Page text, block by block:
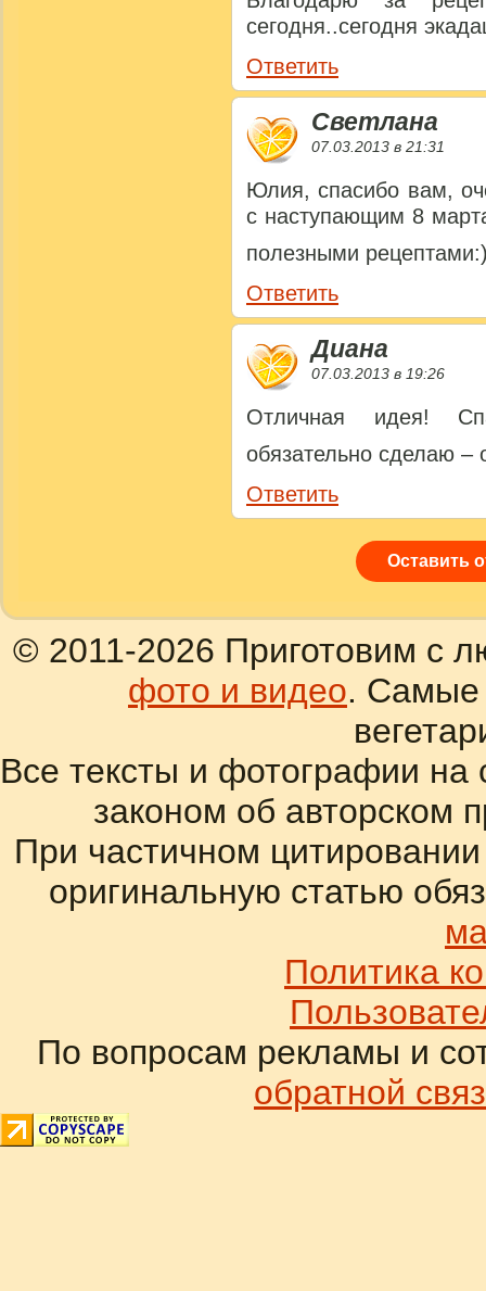
сегодня..сегодня
Ответить
Светлана
07.03.2013 в 21:31
Юлия, спасибо вам,
с наступающим 8
полезными
Ответить
Диана
07.03.2013 в 19:26
Отличная идея!
обязательно сделаю
Ответить
Оставить
© 2011-2026 Приготовим с
фото и видео. Самые
Все тексты и фотографии
законом об авторском
При частичном
оригинальную статью
Политика
По вопросам рекламы и
обратной